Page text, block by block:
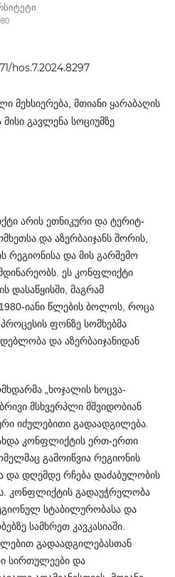
hos.7.2024.8297
მეხსიერება, მთიანი ყარაბაღის
გავლენა სოციუმზე
არის ეთნიკური და ტერიტ­
და აზერბაიჯანს შორის,
რეგიონისა და მის გარშემო
ეს კონფლიქტი
დასაწყისში, მაგრამ
იანი წლების ბოლოს, როცა
ფონზე სომხებმა
და აზერბაიჯანიდან
„ხოჯალის ხოცვა-
მსხვერპლი მშვიდობიან
იძულებითი გადაადგილება.
კონფლიქტის ერთ-ერთი
გამოიწვია რეგიონის
დღემდე რჩება დაძაბულობის
კონფლიქტის გადაუჭრელობა
სტაბილურობასა და
სამხრეთ კავკასიაში.
გადა­ადგილებასთან
სირთულეები და